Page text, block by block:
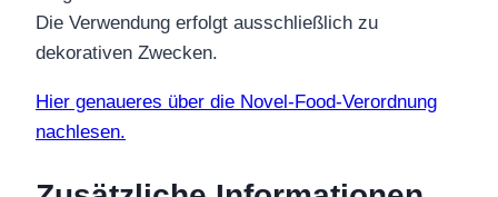
Die Verwendung erfolgt ausschließlich zu
dekorativen Zwecken.
Hier genaueres über die Novel-Food-Verordnung
nachlesen.